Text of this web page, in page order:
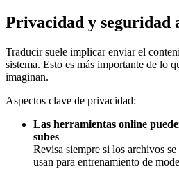
Privacidad y seguridad
Traducir suele implicar enviar el
sistema. Esto es más importante de lo
imaginan.
Aspectos clave de privacidad:
Las herramientas online
subes
Revisa siempre si los archivos
usan para entrenamiento de